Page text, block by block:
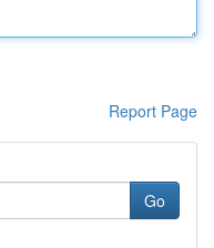
Report Page
Go